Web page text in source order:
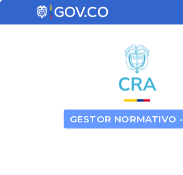
GESTOR NORMATIVO